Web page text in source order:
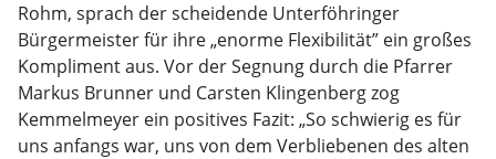
Rohm, sprach der scheidende Unterföhringer
Bürgermeister für ihre „enorme Flexibilität” ein großes
Kompliment aus. Vor der Segnung durch die Pfarrer
Markus Brunner und Carsten Klingenberg zog
Kemmelmeyer ein positives Fazit: „So schwierig es für
uns anfangs war, uns von dem Verbliebenen des alten